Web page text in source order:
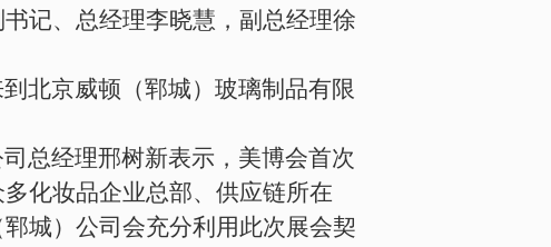
记、总经理李晓慧，副总经理徐
北京威顿（郓城）玻璃制品有限
总经理邢树新表示，美博会首次
化妆品企业总部、供应链所在
城）公司会充分利用此次展会契